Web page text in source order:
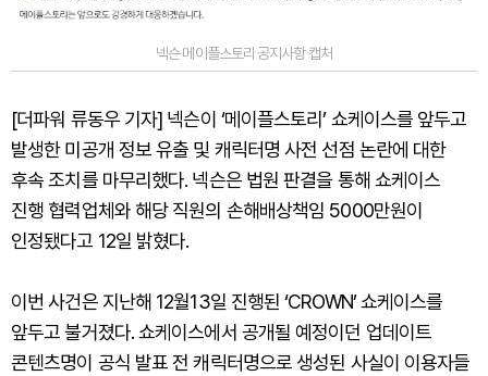
넥슨 메이플스토리 공지사항 캡처
[더파워 류동우 기자] 넥슨이 ‘메이플스토리’ 쇼케이스를 앞두고
발생한 미공개 정보 유출 및 캐릭터명 사전 선점 논란에 대한
후속 조치를 마무리했다. 넥슨은 법원 판결을 통해 쇼케이스
진행 협력업체와 해당 직원의 손해배상책임 5000만원이
인정됐다고 12일 밝혔다.
이번 사건은 지난해 12월13일 진행된 ‘CROWN’ 쇼케이스를
앞두고 불거졌다. 쇼케이스에서 공개될 예정이던 업데이트
콘텐츠명이 공식 발표 전 캐릭터명으로 생성된 사실이 이용자들